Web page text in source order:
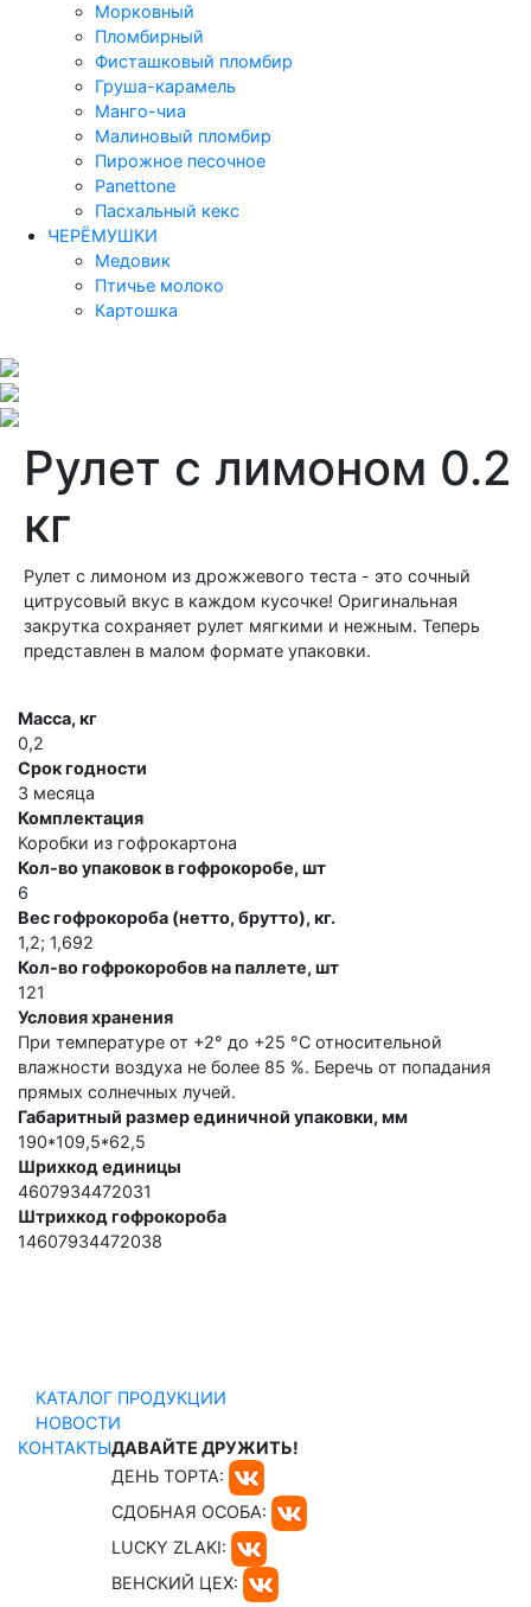
Морковный
Пломбирный
Фисташковый пломбир
Груша-карамель
Манго-чиа
Малиновый пломбир
Пирожное песочное
Panettone
Пасхальный кекс
ЧЕРЁМУШКИ
Медовик
Птичье молоко
Картошка
Рулет с лимоном 0.2
кг
Рулет с лимоном из дрожжевого теста - это сочный
цитрусовый вкус в каждом кусочке! Оригинальная
закрутка сохраняет рулет мягкими и нежным. Теперь
представлен в малом формате упаковки.
Масса, кг
0,2
Срок годности
3 месяца
Комплектация
Коробки из гофрокартона
Кол-во упаковок в гофрокоробе, шт
6
Вес гофрокороба (нетто, брутто), кг.
1,2; 1,692
Кол-во гофрокоробов на паллете, шт
121
Условия хранения
При температуре от +2° до +25 °C относительной
влажности воздуха не более 85 %. Беречь от попадания
прямых солнечных лучей.
Габаритный размер единичной упаковки, мм
190*109,5*62,5
Шрихкод единицы
4607934472031
Штрихкод гофрокороба
14607934472038
КАТАЛОГ ПРОДУКЦИИ
НОВОСТИ
КОНТАКТЫДАВАЙТЕ ДРУЖИТЬ!
ДЕНЬ ТОРТА:
СДОБНАЯ ОСОБА:
LUCKY ZLAKI:
ВЕНСКИЙ ЦЕХ: